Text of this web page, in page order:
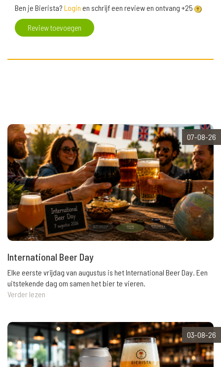
Ben je Bierista? Login en schrijf een review en ontvang +25
Review toevoegen
07-08-26
International Beer Day
Elke eerste vrijdag van augustus is het International Beer Day. Een
uitstekende dag om samen het bier te vieren.
Verder lezen
03-08-26